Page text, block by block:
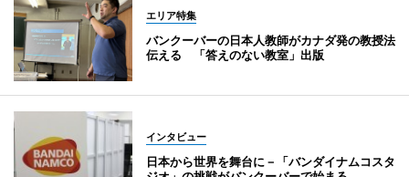
エリア特集
バンクーバーの日本人教師がカナダ発の教授法
伝える 「答えのない教室」出版
インタビュー
日本から世界を舞台に－「バンダイナムコスタ